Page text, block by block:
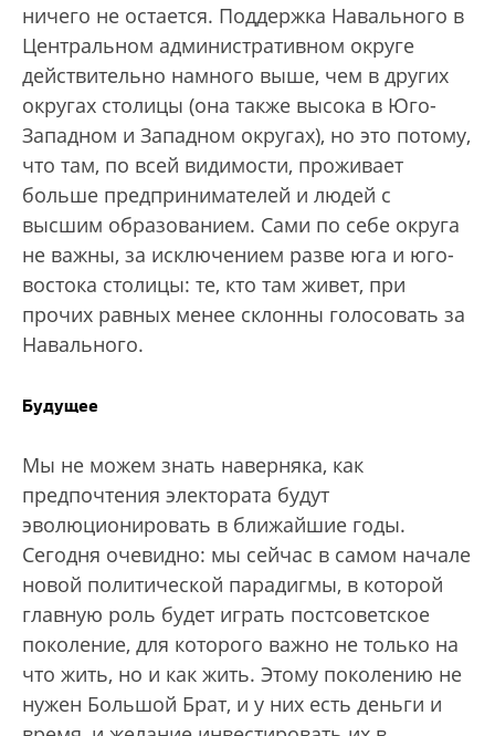
ничего не остается. Поддержка Навального в
Центральном административном округе
действительно намного выше, чем в других
округах столицы (она также высока в Юго-
Западном и Западном округах), но это потому,
что там, по всей видимости, проживает
больше предпринимателей и людей с
высшим образованием. Сами по себе округа
не важны, за исключением разве юга и юго-
востока столицы: те, кто там живет, при
прочих равных менее склонны голосовать за
Навального.
Будущее
Мы не можем знать наверняка, как
предпочтения электората будут
эволюционировать в ближайшие годы.
Сегодня очевидно: мы сейчас в самом начале
новой политической парадигмы, в которой
главную роль будет играть постсоветское
поколение, для которого важно не только на
что жить, но и как жить. Этому поколению не
нужен Большой Брат, и у них есть деньги и